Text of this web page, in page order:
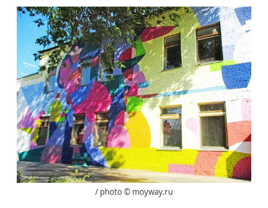
/ photo © moyway.ru